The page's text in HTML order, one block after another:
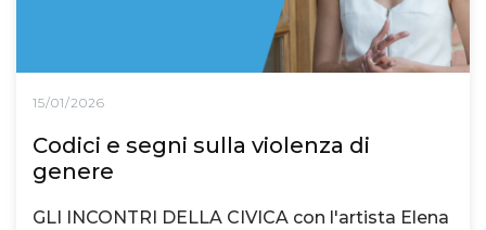
15/01/2026
Codici e segni sulla violenza di
genere
GLI INCONTRI DELLA CIVICA con l'artista Elena